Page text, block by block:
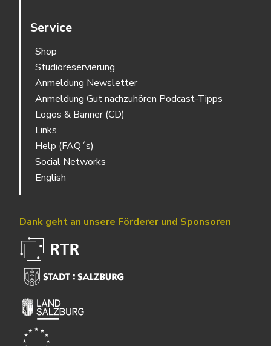
Service
Shop
Studioreservierung
Anmeldung Newsletter
Anmeldung Gut nachzuhören Podcast-Tipps
Logos & Banner (CD)
Links
Help (FAQ´s)
Social Networks
English
Dank geht an unsere Förderer und Sponsoren